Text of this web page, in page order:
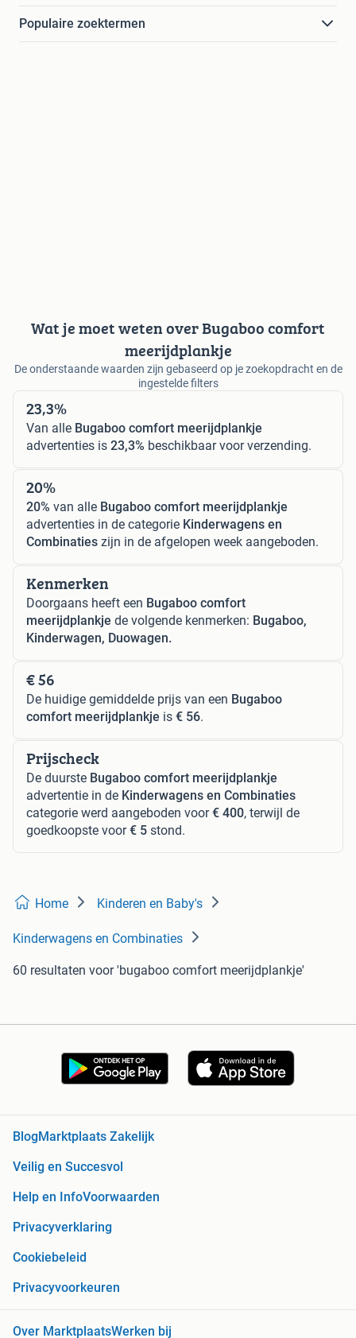
Populaire zoektermen
Wat je moet weten over Bugaboo comfort
meerijdplankje
De onderstaande waarden zijn gebaseerd op je zoekopdracht en de
ingestelde filters
23,3%
Van alle Bugaboo comfort meerijdplankje
advertenties is 23,3% beschikbaar voor verzending.
20%
20% van alle Bugaboo comfort meerijdplankje
advertenties in de categorie Kinderwagens en
Combinaties zijn in de afgelopen week aangeboden.
Kenmerken
Doorgaans heeft een Bugaboo comfort
meerijdplankje de volgende kenmerken: Bugaboo,
Kinderwagen, Duowagen.
€ 56
De huidige gemiddelde prijs van een Bugaboo
comfort meerijdplankje is € 56.
Prijscheck
De duurste Bugaboo comfort meerijdplankje
advertentie in de Kinderwagens en Combinaties
categorie werd aangeboden voor€ 400, terwijl de
goedkoopste voor€ 5 stond.
Home Kinderen en Baby's
Kinderwagens en Combinaties
60 resultaten voor 'bugaboo comfort meerijdplankje'
Blog Marktplaats Zakelijk
Veilig en Succesvol
Help en InfoVoorwaarden
Privacyverklaring
Cookiebeleid
Privacyvoorkeuren
Over MarktplaatsWerken bij